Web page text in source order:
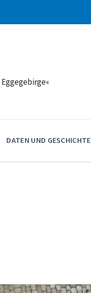
DATEN UND GESCHICHTE